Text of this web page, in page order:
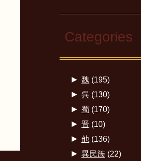
Categories
► 魏 (195)
► 呉(130)
► 蜀 (170)
► 晋(10)
► 他(136)
► 異民族(22)